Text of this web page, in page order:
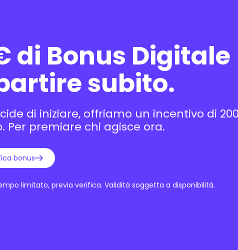
di Bonus Digitale
subito.
di iniziare, offriamo un incentivo di
Per premiare chi agisce ora.
limitato, previa verifica. Validità soggetta a disponibilità.
bonus